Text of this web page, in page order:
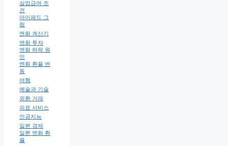
실업급여 조
건
아이패드 그
림
엔화 계산기
엔화 투자
엔화 하락 원
인
엔화 환율 변
동
여행
예술과 기술
외환 거래
의료 서비스
인공지능
일본 경제
일본 엔화 환
율